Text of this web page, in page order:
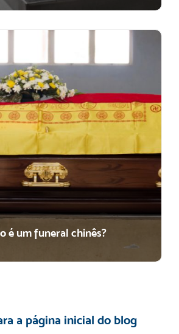
é um funeral chinês?
a página inicial do blog